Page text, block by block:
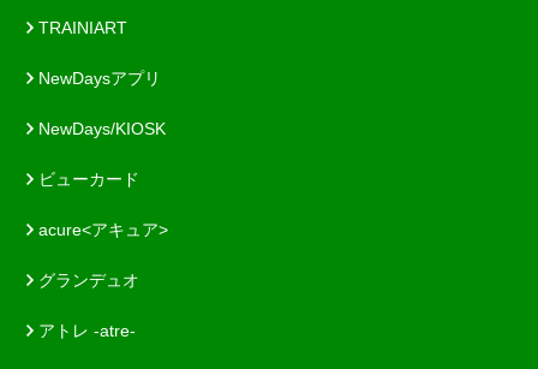
TRAINIART
NewDaysアプリ
NewDays/KIOSK
ビューカード
acure<アキュア>
グランデュオ
アトレ -atre-